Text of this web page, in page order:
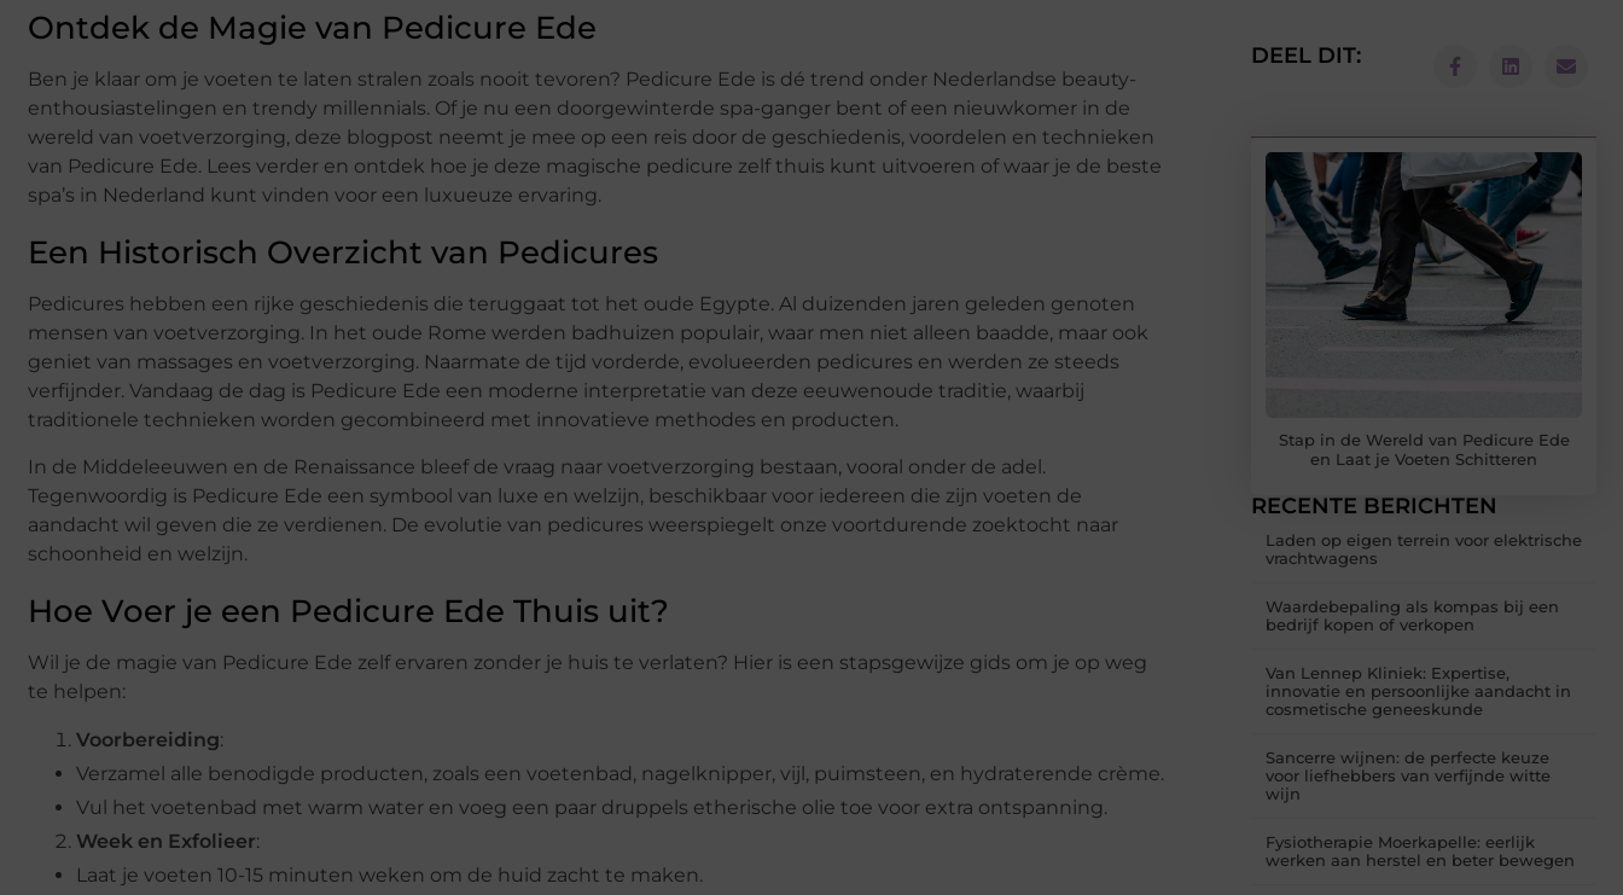
Ontdek de Magie van Pedicure Ede
Ben je klaar om je voeten te laten stralen zoals nooit tevoren? Pedicure Ede is dé trend onder Nederlandse beauty-
enthousiastelingen en trendy millennials. Of je nu een doorgewinterde spa-ganger bent of een nieuwkomer in de
wereld van voetverzorging, deze blogpost neemt je mee op een reis door de geschiedenis, voordelen en technieken
van Pedicure Ede. Lees verder en ontdek hoe je deze magische pedicure zelf thuis kunt uitvoeren of waar je de beste
spa’s in Nederland kunt vinden voor een luxueuze ervaring.
Een Historisch Overzicht van Pedicures
Pedicures hebben een rijke geschiedenis die teruggaat tot het oude Egypte. Al duizenden jaren geleden genoten
mensen van voetverzorging. In het oude Rome werden badhuizen populair, waar men niet alleen baadde, maar ook
geniet van massages en voetverzorging. Naarmate de tijd vorderde, evolueerden pedicures en werden ze steeds
verfijnder. Vandaag de dag is Pedicure Ede een moderne interpretatie van deze eeuwenoude traditie, waarbij
traditionele technieken worden gecombineerd met innovatieve methodes en producten.
In de Middeleeuwen en de Renaissance bleef de vraag naar voetverzorging bestaan, vooral onder de adel.
Tegenwoordig is Pedicure Ede een symbool van luxe en welzijn, beschikbaar voor iedereen die zijn voeten de
aandacht wil geven die ze verdienen. De evolutie van pedicures weerspiegelt onze voortdurende zoektocht naar
schoonheid en welzijn.
Hoe Voer je een Pedicure Ede Thuis uit?
Wil je de magie van Pedicure Ede zelf ervaren zonder je huis te verlaten? Hier is een stapsgewijze gids om je op weg
te helpen:
Voorbereiding:
Verzamel alle benodigde producten, zoals een voetenbad, nagelknipper, vijl, puimsteen, en hydraterende crème.
Vul het voetenbad met warm water en voeg een paar druppels etherische olie toe voor extra ontspanning.
Week en Exfolieer:
Laat je voeten 10-15 minuten weken om de huid zacht te maken.
DEEL DIT:
Stap in de Wereld van Pedicure Ede
en Laat je Voeten Schitteren
RECENTE BERICHTEN
Laden op eigen terrein voor elektrische
vrachtwagens
Waardebepaling als kompas bij een
bedrijf kopen of verkopen
Van Lennep Kliniek: Expertise,
innovatie en persoonlijke aandacht in
cosmetische geneeskunde
Sancerre wijnen: de perfecte keuze
voor liefhebbers van verfijnde witte
wijn
Fysiotherapie Moerkapelle: eerlijk
werken aan herstel en beter bewegen